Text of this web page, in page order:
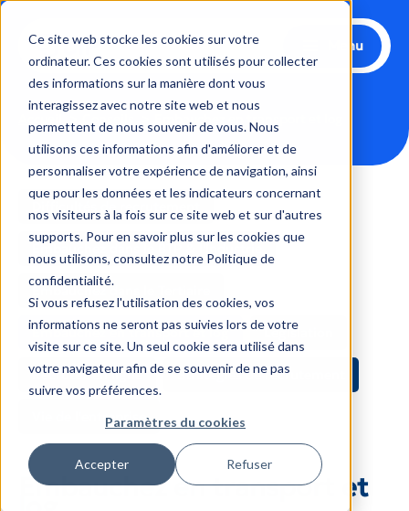
Ce site web stocke les cookies sur votre
ordinateur. Ces cookies sont utilisés pour collecter
des informations sur la manière dont vous
interagissez avec notre site web et nous
permettent de nous souvenir de vous. Nous
utilisons ces informations afin d'améliorer et de
personnaliser votre expérience de navigation, ainsi
que pour les données et les indicateurs concernant
nos visiteurs à la fois sur ce site web et sur d'autres
supports. Pour en savoir plus sur les cookies que
nous utilisons, consultez notre Politique de
confidentialité.
Si vous refusez l'utilisation des cookies, vos
informations ne seront pas suivies lors de votre
visite sur ce site. Un seul cookie sera utilisé dans
votre navigateur afin de se souvenir de ne pas
suivre vos préférences.
Paramètres du cookies
Accepter Refuser
Aller
contenu
Menu
Conseils Embauchez en transport et log
Filtrer
les
publications
Difficultés de recrutement
Embauchez dans le BTP & l'Industrie
Embauchez dans le Tertiaire
Embauchez en transport et log Législation
Recrutez en ligne Stratégies de recrutement
Vie de l'entreprise
Embauchez en transport et